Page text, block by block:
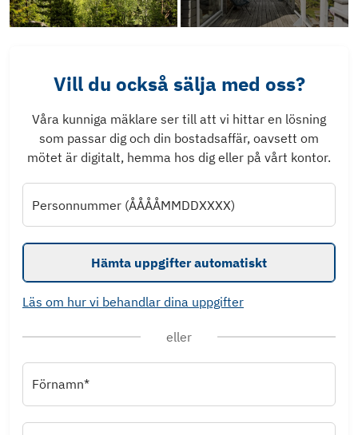
Vill du också sälja med oss?
Våra kunniga mäklare ser till att vi hittar en lösning
som passar dig och din bostadsaffär, oavsett om
mötet är digitalt, hemma hos dig eller på vårt kontor.
Personnummer (ÅÅÅÅMMDDXXXX)
Hämta uppgifter automatiskt
Läs om hur vi behandlar dina uppgifter
eller
Förnamn*